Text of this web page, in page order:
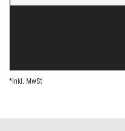
*inkl. MwSt